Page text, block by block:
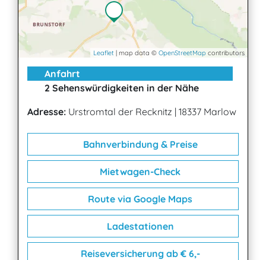
Leaflet | map data © OpenStreetMap contributors
Anfahrt
2 Sehenswürdigkeiten in der Nähe
Adresse: Urstromtal der Recknitz | 18337 Marlow
Bahnverbindung & Preise
Mietwagen-Check
Route via Google Maps
Ladestationen
Reiseversicherung ab € 6,-